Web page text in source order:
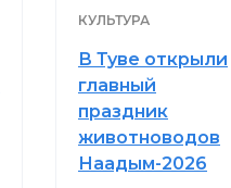
КУЛЬТУРА
В Туве открыли
главный
праздник
животноводов
Наадым-2026